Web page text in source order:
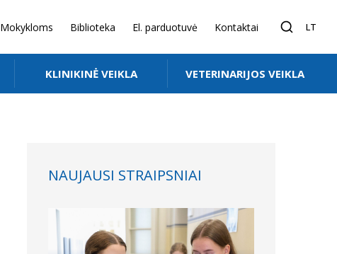
Mokykloms Biblioteka El. parduotuvė Kontaktai LT
KLINIKINĖ VEIKLA VETERINARIJOS VEIKLA
NAUJAUSI STRAIPSNIAI